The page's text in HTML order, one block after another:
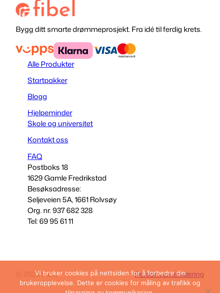
Bygg ditt smarte drømmeprosjekt. Fra idé til ferdig krets.
Alle Produkter
Startpakker
Blogg
Hjelpeminder
Skole og universitet
Kontakt oss
FAQ
Postboks 18
1629 Gamle Fredrikstad
Besøksadresse:
Seljeveien 5A, 1661 Rolvsøy
Org. nr. 937 682 328
Tel: 69 95 61 11
© 2026 Fibel Personvernerklæring
Vi bruker cookies på nettsiden for å forbedre din
brukeropplevelse. Dette er cookies for måling av trafikk og